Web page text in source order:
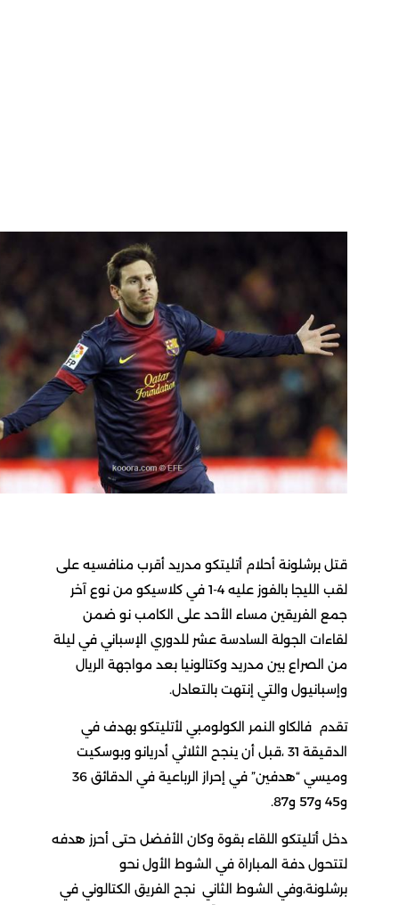
قتل برشلونة أحلام أتليتكو مدريد أقرب منافسيه على
لقب الليجا بالفوز عليه 4-1 في كلاسيكو من نوع آخر
جمع الفريقين مساء الأحد على الكامب نو ضمن
لقاءات الجولة السادسة عشر للدوري الإسباني في ليلة
من الصراع بين مدريد وكتالونيا بعد مواجهة الريال
وإسبانيول والتي إنتهت بالتعادل.
تقدم فالكاو النمر الكولومبي لأتليتكو بهدف في
الدقيقة 31 ،قبل أن ينجح الثلاثي أدريانو وبوسكيت
وميسي “هدفين” في إحراز الرباعية في الدقائق 36
دخل أتليتكو اللقاء بقوة وكان الأفضل حتى أحرز هدفه
لتتحول دفة المباراة في الشوط الأول نحو
برشلونة،وفي الشوط الثاني نجح الفريق الكتالوني في